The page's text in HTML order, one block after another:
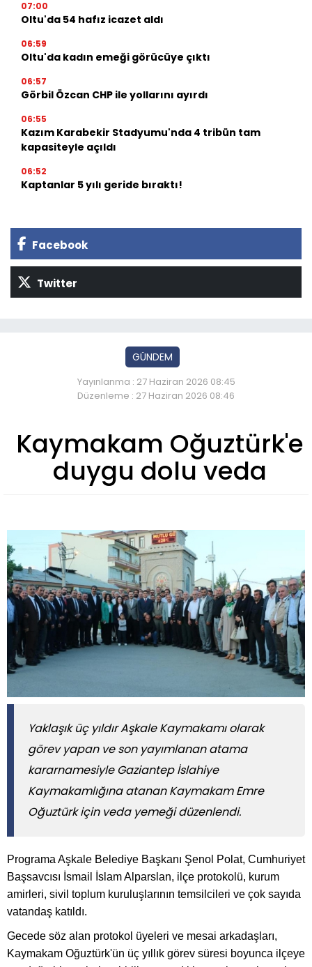
07:00
Oltu'da 54 hafız icazet aldı
06:59
Oltu'da kadın emeği görücüye çıktı
06:57
Görbil Özcan CHP ile yollarını ayırdı
06:55
Kazım Karabekir Stadyumu'nda 4 tribün tam
kapasiteyle açıldı
06:52
Kaptanlar 5 yılı geride bıraktı!
Facebook
Twitter
GÜNDEM
Yayınlanma : 27 Haziran 2026 08:45
Düzenleme : 27 Haziran 2026 08:46
Kaymakam Oğuztürk'e
duygu dolu veda
Yaklaşık üç yıldır Aşkale Kaymakamı olarak
görev yapan ve son yayımlanan atama
kararnamesiyle Gaziantep İslahiye
Kaymakamlığına atanan Kaymakam Emre
Oğuztürk için veda yemeği düzenlendi.
Programa Aşkale Belediye Başkanı Şenol Polat, Cumhuriyet
Başsavcısı İsmail İslam Alparslan, ilçe protokolü, kurum
amirleri, sivil toplum kuruluşlarının temsilcileri ve çok sayıda
vatandaş katıldı.
Gecede söz alan protokol üyeleri ve mesai arkadaşları,
Kaymakam Oğuztürk'ün üç yıllık görev süresi boyunca ilçeye